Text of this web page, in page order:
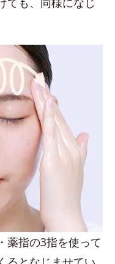
薬指の3指を使って